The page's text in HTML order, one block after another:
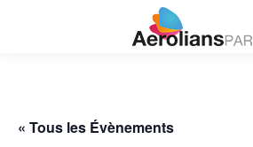
« Tous les Évènements